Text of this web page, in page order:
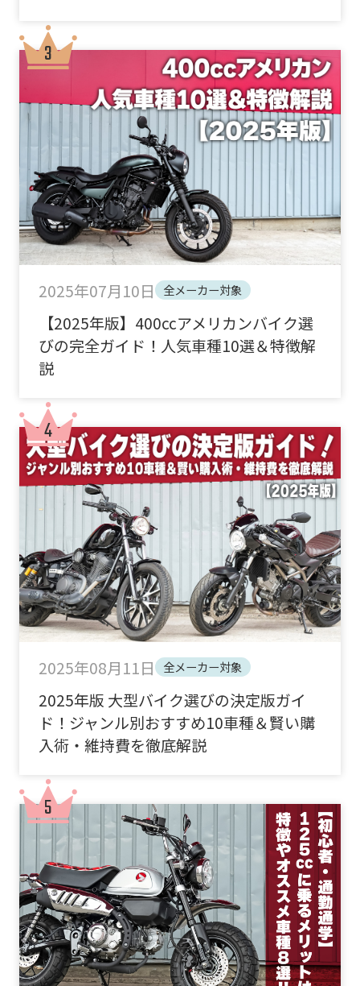
2025年07月10日 全メーカー対象
【2025年版】400ccアメリカンバイク選
びの完全ガイド！人気車種10選＆特徴解
説
2025年08月11日 全メーカー対象
2025年版 大型バイク選びの決定版ガイ
ド！ジャンル別おすすめ10車種＆賢い購
入術・維持費を徹底解説